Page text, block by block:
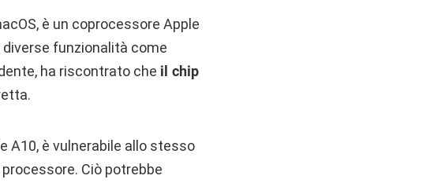
è un coprocessore Apple
funzionalità come
ha riscontrato che il chip
A10, è vulnerabile allo stesso
Ciò potrebbe